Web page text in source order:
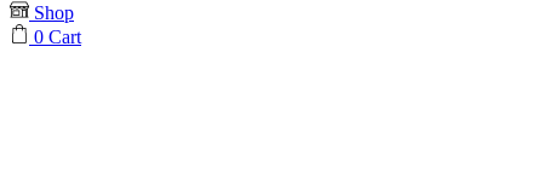
Shop
0 Cart